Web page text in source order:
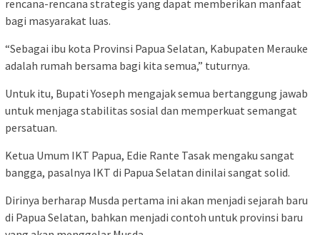
rencana-rencana strategis yang dapat memberikan manfaat
bagi masyarakat luas.
“Sebagai ibu kota Provinsi Papua Selatan, Kabupaten Merauke
adalah rumah bersama bagi kita semua,” tuturnya.
Untuk itu, Bupati Yoseph mengajak semua bertanggung jawab
untuk menjaga stabilitas sosial dan memperkuat semangat
persatuan.
Ketua Umum IKT Papua, Edie Rante Tasak mengaku sangat
bangga, pasalnya IKT di Papua Selatan dinilai sangat solid.
Dirinya berharap Musda pertama ini akan menjadi sejarah baru
di Papua Selatan, bahkan menjadi contoh untuk provinsi baru